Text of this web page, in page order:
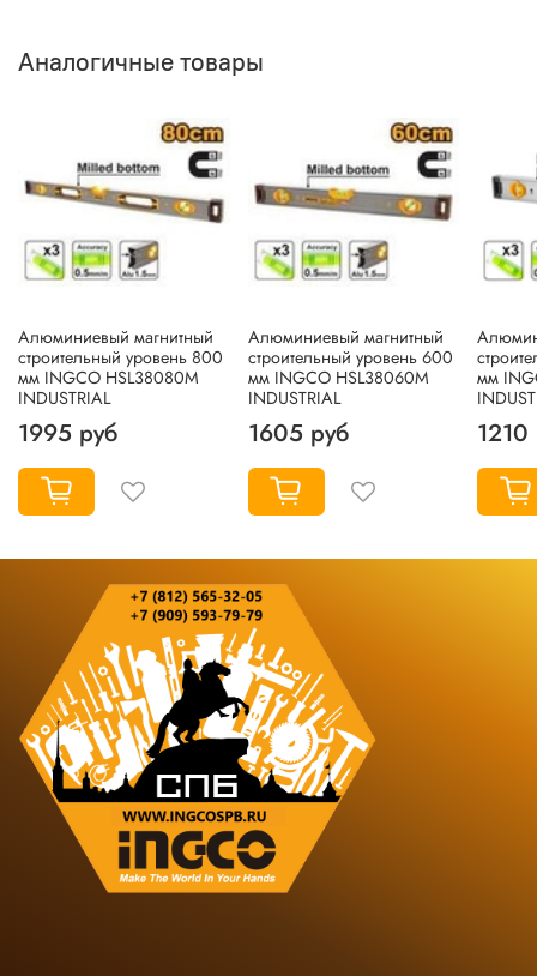
Аналогичные товары
Алюминиевый магнитный
строительный уровень 800
мм INGCO HSL38080M
INDUSTRIAL
1995 руб
Алюминиевый магнитный
строительный уровень 600
мм INGCO HSL38060M
INDUSTRIAL
1605 руб
мм
1210